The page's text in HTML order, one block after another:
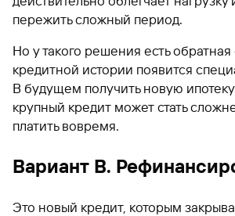
пережить сложный период.
Но у такого решения есть
кредитной истории появится
В будущем получить новую
крупный кредит может стать
платить вовремя.
Вариант В.
Это новый кредит, которым